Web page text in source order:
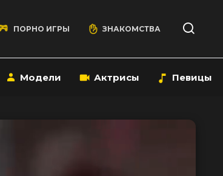
ПОРНО ИГРЫ ЗНАКОМСТВА
Модели Актрисы Певицы